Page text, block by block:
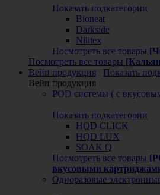
Показать подкатегории
Bioneat
Darkside
Nilitex
Посмотреть все товары
Посмотреть все товары
Вейп продукция
Показать
Вейп продукция
POD системы ( с
Показать подкатегории
HQD CLICK
HQD LUX
SOAK Q
Посмотреть все товары
вкусовыми
Одноразовые